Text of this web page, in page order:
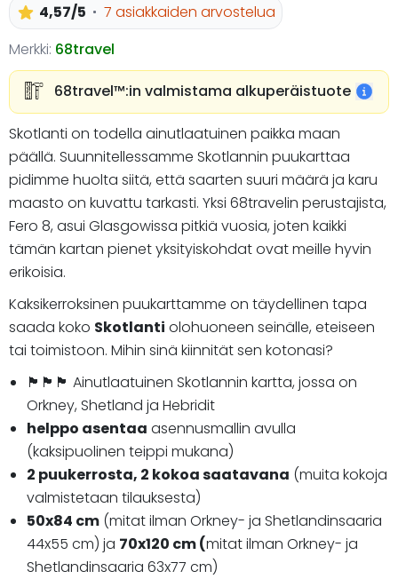
4,57/5
7 asiakkaiden arvostelua
Merkki: 68travel
68travel™️:in valmistama alkuperäistuote
Skotlanti on todella ainutlaatuinen paikka maan
päällä. Suunnitellessamme Skotlannin puukarttaa
pidimme huolta siitä, että saarten suuri määrä ja karu
maasto on kuvattu tarkasti. Yksi 68travelin perustajista,
Fero 8, asui Glasgowissa pitkiä vuosia, joten kaikki
tämän kartan pienet yksityiskohdat ovat meille hyvin
erikoisia.
Kaksikerroksinen puukarttamme on täydellinen tapa
saada koko Skotlanti olohuoneen seinälle, eteiseen
tai toimistoon. Mihin sinä kiinnität sen kotonasi?
🏴󠁧󠁢󠁳󠁣󠁴󠁿🏴󠁧󠁢󠁳󠁣󠁴󠁿🏴󠁧󠁢󠁳󠁣󠁴󠁿 Ainutlaatuinen Skotlannin kartta, jossa on
Orkney, Shetland ja Hebridit
helppo asentaa asennusmallin avulla
(kaksipuolinen teippi mukana)
2 puukerrosta, 2 kokoa saatavana (muita kokoja
valmistetaan tilauksesta)
50x84 cm (mitat ilman Orkney- ja Shetlandinsaaria
44x55 cm) ja 70x120 cm (mitat ilman Orkney- ja
Shetlandinsaaria 63x77 cm)